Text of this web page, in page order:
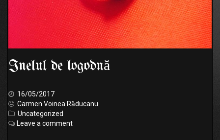
Inelul de logodnă
16/05/2017
Carmen Voinea Răducanu
Uncategorized
Leave a comment